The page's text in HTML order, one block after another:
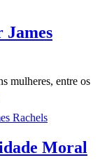
James
mulheres, entre os
Rachels
Moral